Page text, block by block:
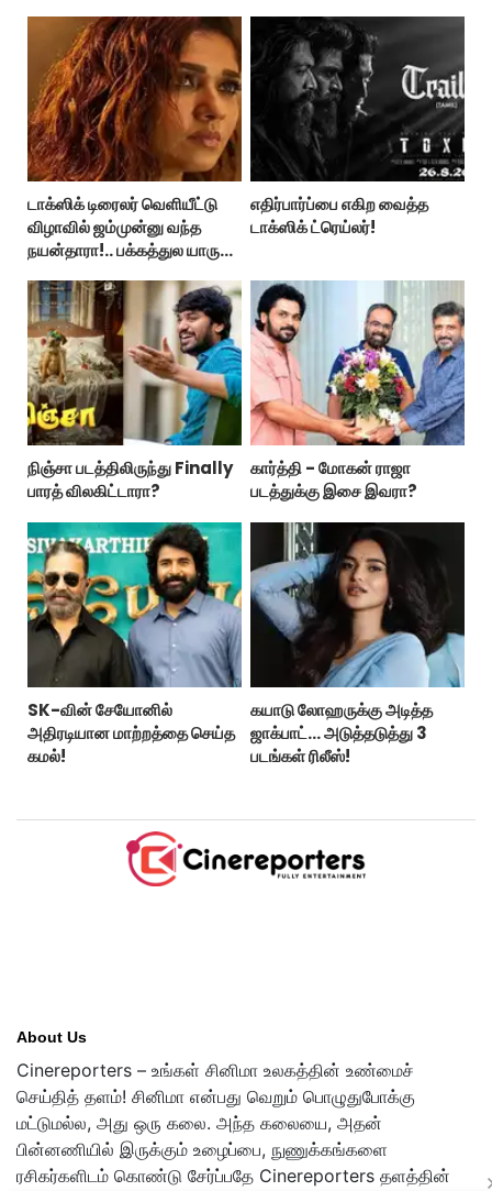
டாக்ஸிக் டிரைலர் வெளியீட்டு
விழாவில் ஜம்முன்னு வந்த
நயன்தாரா!.. பக்கத்துல யாரு
எதிர்பார்ப்பை எகிற வைத்த
டாக்ஸிக் ட்ரெய்லர்!
நிஞ்சா படத்திலிருந்து Finally
பாரத் விலகிட்டாரா?
கார்த்தி - மோகன் ராஜா
படத்துக்கு இசை இவரா?
SK-வின் சேயோனில்
அதிரடியான மாற்றத்தை செய்த
கமல்!
கயாடு லோஹருக்கு அடித்த
ஜாக்பாட்... அடுத்தடுத்து 3
படங்கள் ரிலீஸ்!
About Us
Cinereporters – உங்கள் சினிமா உலகத்தின் உண்மைச்
செய்தித் தளம்! சினிமா என்பது வெறும் பொழுதுபோக்கு
மட்டுமல்ல, அது ஒரு கலை. அந்த கலையை, அதன்
பின்னணியில் இருக்கும் உழைப்பை, நுணுக்கங்களை
ரசிகர்களிடம் கொண்டு சேர்ப்பதே Cinereporters தளத்தின்